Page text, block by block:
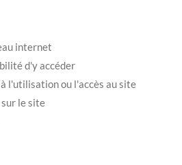
internet
d'y accéder
l'utilisation ou l'accès au site
le site